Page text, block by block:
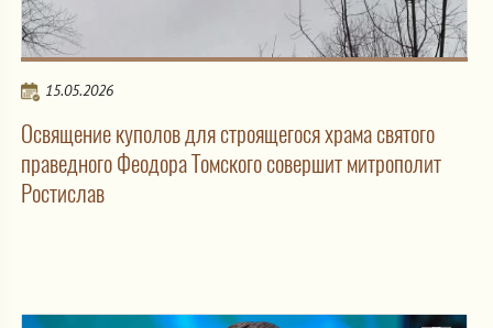
15.05.2026
Освящение куполов для строящегося храма святого
праведного Феодора Томского совершит митрополит
Ростислав